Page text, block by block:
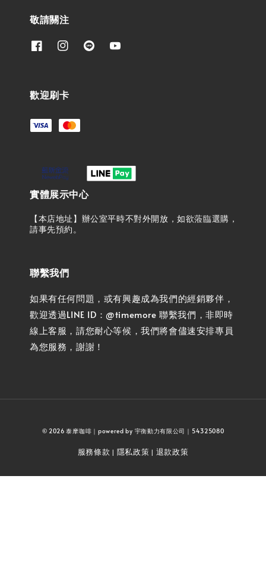
敬請關注
歡迎刷卡
實體展示中心
【本店地址】辦公室平時不對外開放，如欲蒞臨選購，
請事先預約。
聯繫我們
如果有任何問題，或有興趣成為我們的經銷夥伴，
歡迎透過LINE ID：@timemore 聯繫我們，非即時
線上客服，請您耐心等候，我們將會儘速安排專員
為您服務，謝謝！
© 2026 泰摩咖啡｜powered by 宇衡動力有限公司｜54325080
服務條款 | 隱私政策 | 退款政策